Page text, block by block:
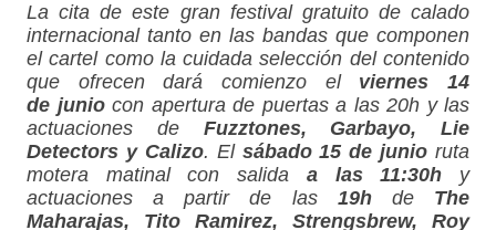
La cita de este gran festival gratuito de calado
internacional tanto en las bandas que componen
el cartel como la cuidada selección del contenido
que ofrecen dará comienzo el viernes 14
de juniocon apertura de puertas a las 20h y las
actuaciones de Fuzztones, Garbayo, Lie
Detectors y Calizo. El sábado 15 de junio ruta
motera matinal con salida a las 11:30h y
actuaciones a partir de las 19hde The
Maharajas, Tito Ramirez, Strengsbrew, Roy